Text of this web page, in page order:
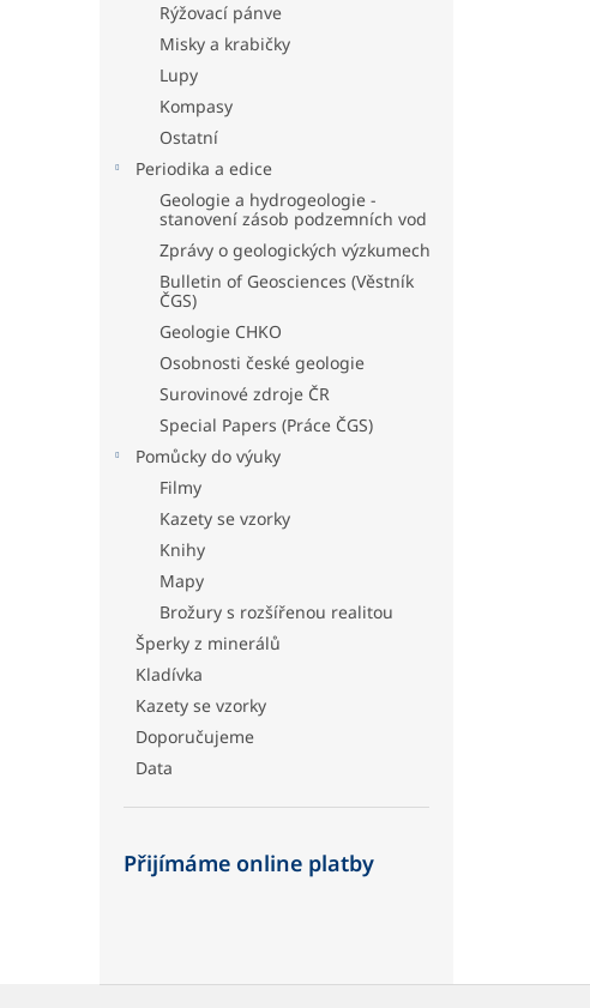
Rýžovací pánve
Misky a krabičky
Lupy
Kompasy
Ostatní
Periodika a edice
Geologie a hydrogeologie -
stanovení zásob podzemních vod
Zprávy o geologických výzkumech
Bulletin of Geosciences (Věstník
ČGS)
Geologie CHKO
Osobnosti české geologie
Surovinové zdroje ČR
Special Papers (Práce ČGS)
Pomůcky do výuky
Filmy
Kazety se vzorky
Knihy
Mapy
Brožury s rozšířenou realitou
Šperky z minerálů
Kladívka
Kazety se vzorky
Doporučujeme
Data
Přijímáme online platby